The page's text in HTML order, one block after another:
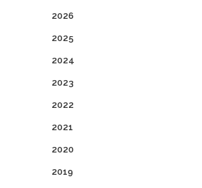
2026
2025
2024
2023
2022
2021
2020
2019